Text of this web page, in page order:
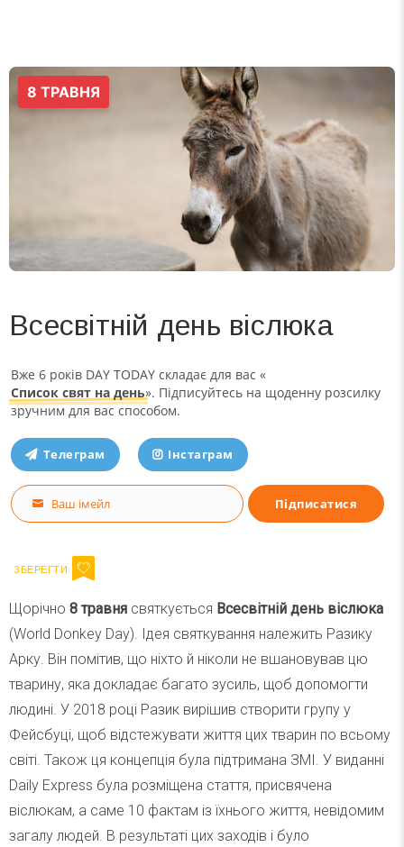
Всесвітній день віслюка
Вже 6 років DAY TODAY складає для вас «
Список свят на день». Підписуйтесь на щоденну розсилку
зручним для вас способом.
Телеграм Інстаграм
Email
Ваш імейл Підписатися
Щорічно 8 травня святкується Всесвітній день віслюка
(World Donkey Day). Ідея святкування належить Разику
Арку. Він помітив, що ніхто й ніколи не вшановував цю
тварину, яка докладає багато зусиль, щоб допомогти
людині. У 2018 році Разик вирішив створити групу у
Фейсбуці, щоб відстежувати життя цих тварин по всьому
світі. Також ця концепція була підтримана ЗМІ. У виданні
Daily Express була розміщена стаття, присвячена
віслюкам, а саме 10 фактам із їхнього життя, невідомим
загалу людей. В результаті цих заходів і було